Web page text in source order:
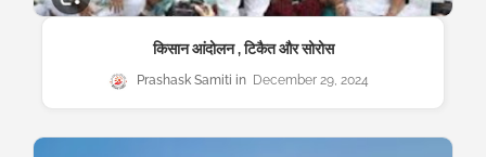
किसान आंदोलन , टिकैत और सोरोस
Prashask Samiti December 29, 2024